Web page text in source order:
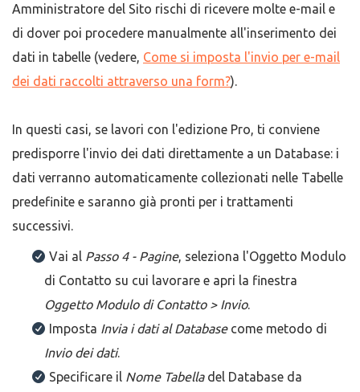
Amministratore del Sito rischi di ricevere molte e-mail e
di dover poi procedere manualmente all'inserimento dei
dati in tabelle (vedere, Come si imposta l'invio per e-mail
dei dati raccolti attraverso una form?).
In questi casi, se lavori con l'edizione Pro, ti conviene
predisporre l'invio dei dati direttamente a un Database: i
dati verranno automaticamente collezionati nelle Tabelle
predefinite e saranno già pronti per i trattamenti
successivi.
Vai al Passo 4 - Pagine, seleziona l'Oggetto Modulo
di Contatto su cui lavorare e apri la finestra
Oggetto Modulo di Contatto > Invio.
Imposta Invia i dati al Database come metodo di
Invio dei dati.
Specificare il Nome Tabelladel Database da